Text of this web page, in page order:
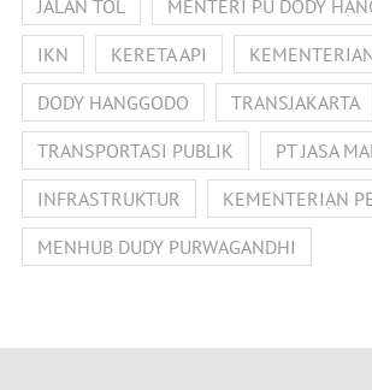
JALAN TOL
MENTERI PU DODY
IKN
KERETA API
DODY HANGGODO
TRANSJAKARTA
TRANSPORTASI PUBLIK
PT JASA
INFRASTRUKTUR
KEMENTERIAN
MENHUB DUDY PURWAGANDHI